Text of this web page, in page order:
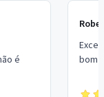
é
bom